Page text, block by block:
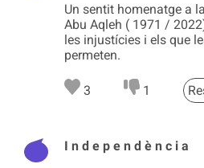
Un sentit homenatge a
Abu Aqleh ( 1971 /
les injustícies i els que
permeten.
3 1
I n d e p e n d è n c i a